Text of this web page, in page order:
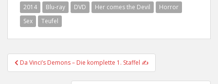
2014 Blu-ray DVD Her comes the Devil
Horror
Sex
Teufel
Beitragsnavigation
Da Vinci’s Demons – Die komplette 1. Staffel ✍